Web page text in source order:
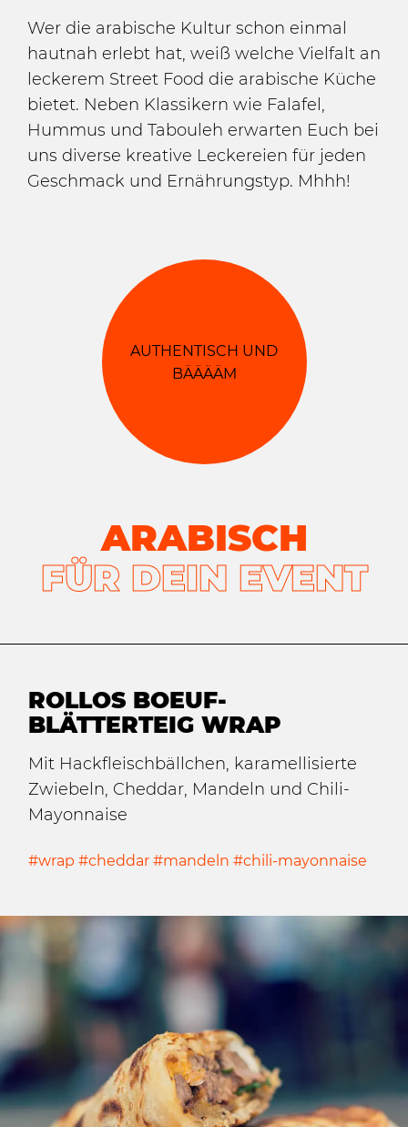
Wer die arabische Kultur schon einmal
hautnah erlebt hat, weiß welche Vielfalt an
leckerem Street Food die arabische Küche
bietet. Neben Klassikern wie Falafel,
Hummus und Tabouleh erwarten Euch bei
uns diverse kreative Leckereien für jeden
Geschmack und Ernährungstyp. Mhhh!
AUTHENTISCH UND
BÄÄÄÄM
ARABISCH
FÜR DEIN EVENT
ROLLOS BOEUF-
BLÄTTERTEIG WRAP
Mit Hackfleischbällchen, karamellisierte
Zwiebeln, Cheddar, Mandeln und Chili-
Mayonnaise
#wrap #cheddar #mandeln #chili-mayonnaise